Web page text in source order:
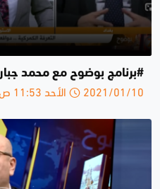
#برنامج بوضوح مع محمد جبار21-2-2019
2021/01/10 الأحد 11:53 ص